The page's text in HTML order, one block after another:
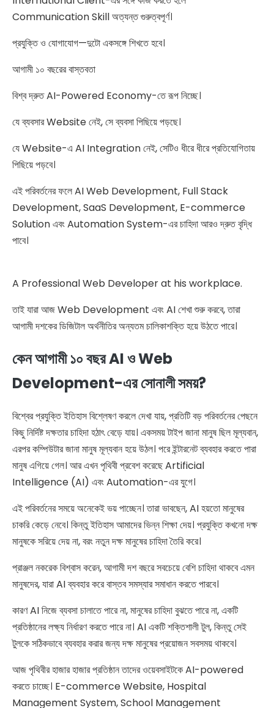
Communication Skill অত্যন্ত গুরুত্বপূর্ণ।
প্রযুক্তি ও যোগাযোগ—দুটো একসঙ্গে শিখতে হবে।
আগামী ১০ বছরের বাস্তবতা
বিশ্ব দ্রুত AI-Powered Economy-তে রূপ নিচ্ছে।
যে ব্যবসার Website নেই, সে ব্যবসা পিছিয়ে পড়ছে।
যে Website-এ AI Integration নেই, সেটিও ধীরে ধীরে প্রতিযোগিতায়
পিছিয়ে পড়বে।
এই পরিবর্তনের ফলে AI Web Development, Full Stack
Development, SaaS Development, E-commerce
Solution এবং Automation System-এর চাহিদা আরও দ্রুত বৃদ্ধি
পাবে।
A Professional Web Developer at his workplace.
তাই যারা আজ Web Development এবং AI শেখা শুরু করবে, তারা
আগামী দশকের ডিজিটাল অর্থনীতির অন্যতম চালিকাশক্তি হয়ে উঠতে পারে।
কেন আগামী ১০ বছর AI ও Web
Development-এর সোনালী সময়?
বিশ্বের প্রযুক্তি ইতিহাস বিশ্লেষণ করলে দেখা যায়, প্রতিটি বড় পরিবর্তনের পেছনে
কিছু নির্দিষ্ট দক্ষতার চাহিদা হঠাৎ বেড়ে যায়। একসময় টাইপ জানা মানুষ ছিল মূল্যবান,
এরপর কম্পিউটার জানা মানুষ মূল্যবান হয়ে উঠল। পরে ইন্টারনেট ব্যবহার করতে পারা
মানুষ এগিয়ে গেল। আর এখন পৃথিবী প্রবেশ করেছে Artificial
Intelligence (AI) এবং Automation-এর যুগে।
এই পরিবর্তনের সময়ে অনেকেই ভয় পাচ্ছেন। তারা ভাবছেন, AI হয়তো মানুষের
চাকরি কেড়ে নেবে। কিন্তু ইতিহাস আমাদের ভিন্ন শিক্ষা দেয়। প্রযুক্তি কখনো দক্ষ
মানুষকে সরিয়ে দেয় না, বরং নতুন দক্ষ মানুষের চাহিদা তৈরি করে।
প্রাঞ্জল নকরেক বিশ্বাস করেন, আগামী দশ বছরে সবচেয়ে বেশি চাহিদা থাকবে এমন
মানুষদের, যারা AI ব্যবহার করে বাস্তব সমস্যার সমাধান করতে পারবে।
কারণ AI নিজে ব্যবসা চালাতে পারে না, মানুষের চাহিদা বুঝতে পারে না, একটি
প্রতিষ্ঠানের লক্ষ্য নির্ধারণ করতে পারে না। AI একটি শক্তিশালী টুল, কিন্তু সেই
টুলকে সঠিকভাবে ব্যবহার করার জন্য দক্ষ মানুষের প্রয়োজন সবসময় থাকবে।
আজ পৃথিবীর হাজার হাজার প্রতিষ্ঠান তাদের ওয়েবসাইটকে AI-powered
করতে চাচ্ছে। E-commerce Website, Hospital
Management System, School Management